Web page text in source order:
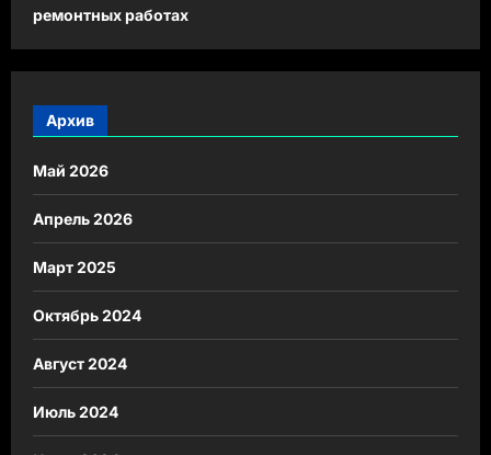
ремонтных работах
Архив
Май 2026
Апрель 2026
Март 2025
Октябрь 2024
Август 2024
Июль 2024